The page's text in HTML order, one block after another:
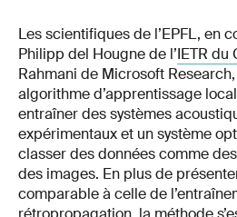
Les scientifiques de l’EPFL, en
Philipp del Hougne de l’IETR du
Rahmani de Microsoft
algorithme d’apprentissage
entraîner des systèmes
expérimentaux et un système
classer des données comme
des images. En plus de
comparable à celle de